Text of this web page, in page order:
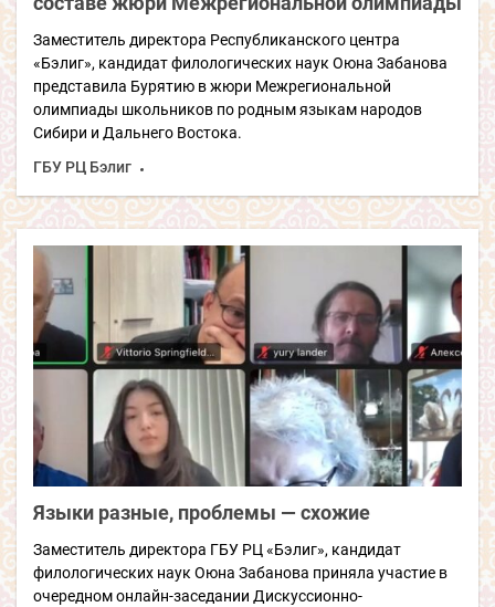
Заместитель директора Республиканского центра
«Бэлиг», кандидат филологических наук Оюна Забанова
представила Бурятию в жюри Межрегиональной
олимпиады школьников по родным языкам народов
Сибири и Дальнего Востока.
ГБУ РЦ Бэлиг
Языки разные, проблемы — схожие
Заместитель директора ГБУ РЦ «Бэлиг», кандидат
филологических наук Оюна Забанова приняла участие в
очередном онлайн-заседании Дискуссионно-